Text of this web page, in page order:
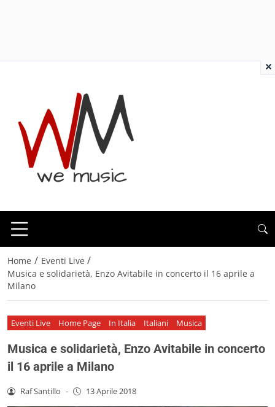
Home / Eventi Live /
Musica e solidarietà, Enzo Avitabile in concerto il 16 aprile a
Milano
Eventi Live Home Page In Italia Italiani Musica
Musica e solidarietà, Enzo Avitabile in concerto
il 16 aprile a Milano
Raf Santillo - 13 Aprile 2018
×